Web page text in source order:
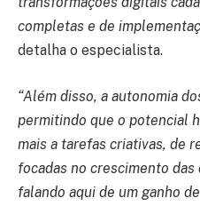
completas e de
detalha o especialista.
“Além disso, a autonomia
permitindo que o potencial
mais a tarefas criativas, de
focadas no crescimento das
falando aqui de um ganho